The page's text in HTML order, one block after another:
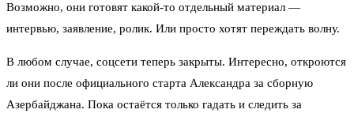
Возможно, они готовят какой-то отдельный материал —
интервью, заявление, ролик. Или просто хотят переждать волну.
В любом случае, соцсети теперь закрыты. Интересно, откроются
ли они после официального старта Александра за сборную
Азербайджана. Пока остаётся только гадать и следить за